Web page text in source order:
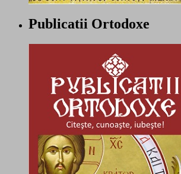
Publicatii Ortodoxe